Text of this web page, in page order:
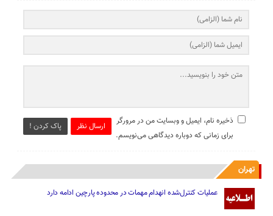
ارسال نظر پاک کردن !
ذخیره نام، ایمیل و وبسایت من در مرورگر
برای زمانی که دوباره دیدگاهی می‌نویسم.
تهران
عملیات کنترل‌شده انهدام مهمات در محدوده پارچین ادامه دارد